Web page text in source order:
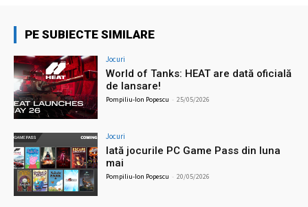
PE SUBIECTE SIMILARE
Jocuri
World of Tanks: HEAT are dată oficială
de lansare!
Pompiliu-Ion Popescu - 25/05/2026
Jocuri
Iată jocurile PC Game Pass din luna
mai
Pompiliu-Ion Popescu - 20/05/2026